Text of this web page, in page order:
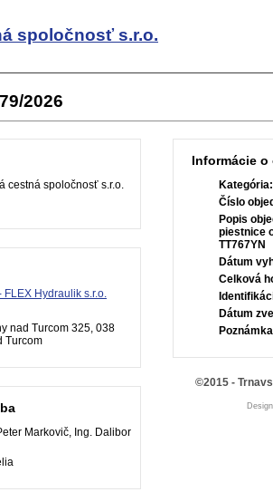
spoločnosť s.r.o.
2026
cestná spoločnosť s.r.o.
FLEX Hydraulik s.r.o.
nad Turcom 325, 038
Turcom
Markovič, Ing. Dalibor
Informácie
Číslo
Popis
piestnice
TT767YN
Dátum
Celková
Dátum
©2015 -